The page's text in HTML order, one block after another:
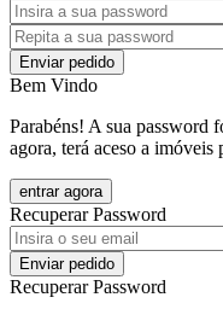
Enviar pedido
Bem Vindo
Parabéns! A sua password
agora, terá aceso a imóveis
entrar agora
Recuperar Password
Enviar pedido
Recuperar Password